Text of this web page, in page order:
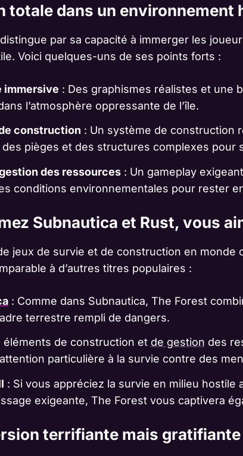
totale dans un environnement
par sa capacité à immerger les
Voici quelques-uns de ses points forts :
immersive : Des graphismes réalistes et une
l’atmosphère oppressante de l’île.
construction : Un système de construction
des pièges et des structures complexes pour
des ressources: Un gameplay
conditions environnementales pour rester
Subnautica et Rust, vous
jeux de survie et de construction en monde
à d’autres titres populaires :
: Comme dans Subnautica, The Forest
terrestre rempli de dangers.
de construction et de gestion des
particulière à la survie contre des
: Si vous appréciez la survie en milieu hostile
exigeante, The Forest vous captivera
terrifiante mais gratifiante